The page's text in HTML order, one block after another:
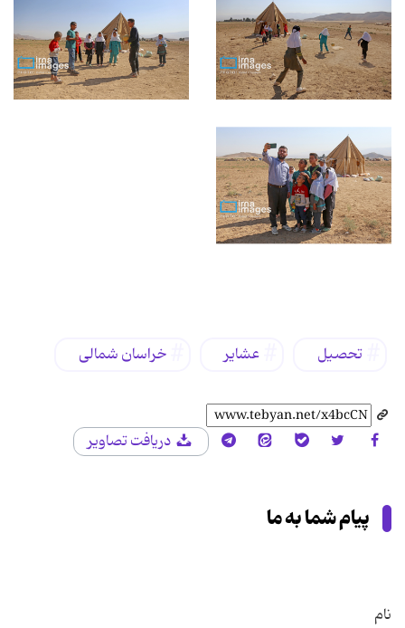
تحصیل عشایر خراسان شمالی
دریافت تصاویر
پیام شما به ما
نام